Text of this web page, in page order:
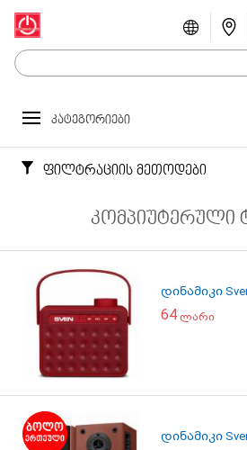
კატეგორიები
ფილტრაციის მეთოდები
კომპიუტერული
დინამიკი
64 ლარი
დინამიკი